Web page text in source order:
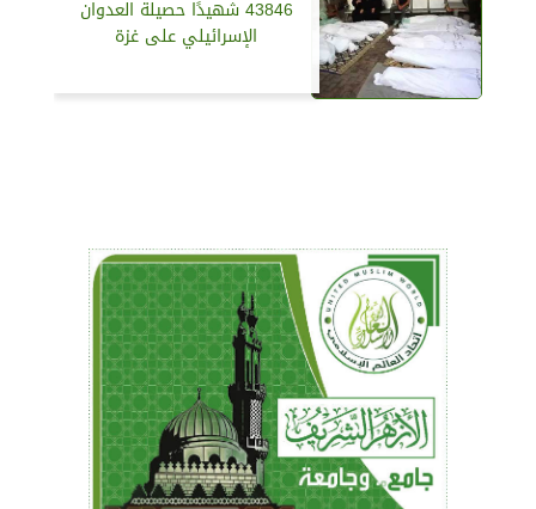
43846 شهيدًا حصيلة العدوان
الإسرائيلي على غزة